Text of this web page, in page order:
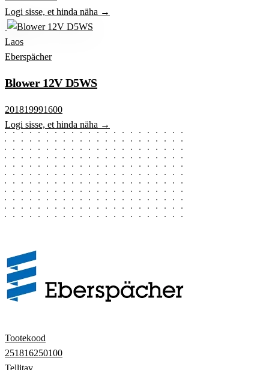
Logi sisse, et hinda näha →
Laos
Eberspächer
Blower 12V D5WS
201819991600
Logi sisse, et hinda näha →
Tootekood
251816250100
Tellitav